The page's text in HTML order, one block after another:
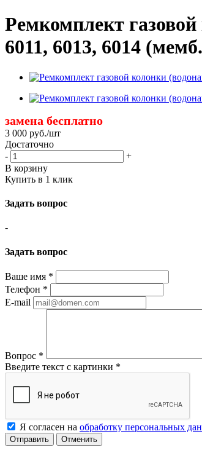
Ремкомплект
6011, 6013, 6014
замена бесплатно
3 000 руб./шт
Достаточно
-
+
В корзину
Купить в 1 клик
Задать вопрос
-
Задать вопрос
Ваше имя *
Телефон *
E-mail
Вопрос *
Введите текст с картинки *
Я согласен на обработку персональных
Отменить